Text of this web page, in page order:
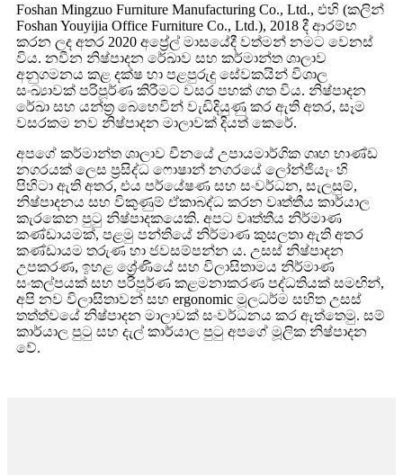
Foshan Mingzuo Furniture Manufacturing Co., Ltd., එහි (කලින්
Foshan Youyijia Office Furniture Co., Ltd.), 2018 දී ආරම්භ
කරන ලද අතර 2020 අප්‍රේල් මාසයේදී වත්මන් නමට වෙනස්
විය. නවීන නිෂ්පාදන රේඛාව සහ කර්මාන්ත ශාලාව
අනුගමනය කළ දක්ෂ හා පළපුරුදු සේවකයින් විශාල
සංඛ්‍යාවක් පරිපූර්ණ කිරීමට වසර පහක් ගත විය. නිෂ්පාදන
රේඛා සහ යන්ත්‍ර බෙහෙවින් වැඩිදියුණු කර ඇති අතර, සෑම
වසරකම නව නිෂ්පාදන මාලාවක් දියත් කෙරේ.
අපගේ කර්මාන්ත ශාලාව චීනයේ උපායමාර්ගික ගෘහ භාණ්ඩ
නගරයක් ලෙස ප්‍රසිද්ධ ෆොෂාන් නගරයේ ලෝන්ජියැං හි
පිහිටා ඇති අතර, එය පර්යේෂණ සහ සංවර්ධන, සැලසුම්,
නිෂ්පාදනය සහ විකුණුම් ඒකාබද්ධ කරන වෘත්තීය කාර්යාල
කැරකෙන පුටු නිෂ්පාදකයෙකි. අපට වෘත්තීය නිර්මාණ
කණ්ඩායමක්, පළමු පන්තියේ නිර්මාණ කුසලතා ඇති අතර
කණ්ඩායම තරුණ හා ජවසම්පන්න ය. උසස් නිෂ්පාදන
උපකරණ, ඉහළ ශ්‍රේණියේ සහ විලාසිතාමය නිර්මාණ
සංකල්පයක් සහ පරිපූර්ණ කළමනාකරණ පද්ධතියක් සමඟින්,
අපි නව විලාසිතාවන් සහ ergonomic මූලධර්ම සහිත උසස්
තත්ත්වයේ නිෂ්පාදන මාලාවක් සංවර්ධනය කර ඇත්තෙමු. සම්
කාර්යාල පුටු සහ දැල් කාර්යාල පුටු අපගේ මූලික නිෂ්පාදන
වේ.